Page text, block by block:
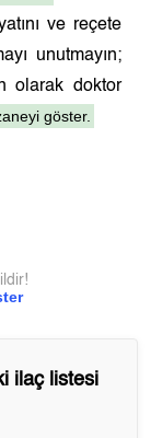
ve reçete
unutmayın;
olarak doktor
göster.
ilaç listesi